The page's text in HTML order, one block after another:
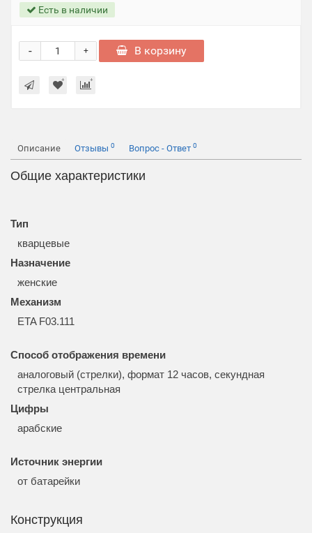
Есть в наличии
+
- В корзину
Описание Отзывы 0 Вопрос - Ответ 0
Общие характеристики
Тип
кварцевые
Назначение
женские
Механизм
ETA F03.111
Способ отображения времени
аналоговый (стрелки), формат 12 часов, секундная
стрелка центральная
Цифры
арабские
Источник энергии
от батарейки
Конструкция